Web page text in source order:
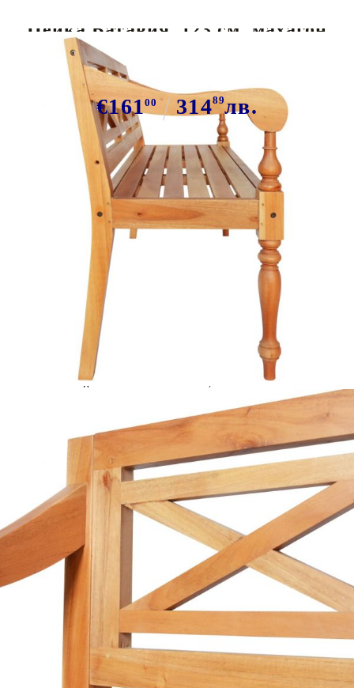
Пейка Батавия, 123 см, махагон
масив, светлокафява
€16100 31489лв.
В наличност: 78 бр.
Време за доставка: 5 до 9 дни
Безплатна доставка до адрес при плащане по банков път
Масивна махагонова
123 x 50 x 81 cм (Ш х Д х В)
8720286668214
Височина на седалката от земята:
111,5 см
Височина на подлакътника от
Купи на изплащане
Credit calculator
Пейка Батавия, 123 см, махагон масив, светлокафява
Please select credit institution
Цена на продукта:
Extraction of information from credit institutions
Предоставената таблица е с информационна цел.
Добавете продукта в количката си с бутона "Добави в
количката" и при поръчка ще можете да изберете броя
вноски на кредита.
Acest tabel are caracter informativ. Adăugați produsul în
coșul de cumpărături unde veți putea selecta detaliile
cererii de creditare.